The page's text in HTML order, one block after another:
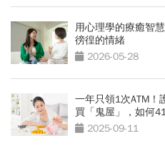
用心理學的療癒智
徬徨的情緒
2026-05-28
一年只領1次ATM！
買「鬼屋」，如何
2025-09-11